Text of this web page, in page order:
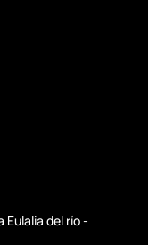
Eulalia del río -